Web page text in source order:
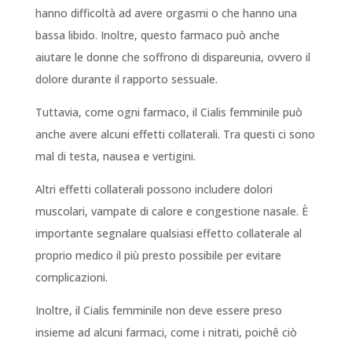
hanno difficoltà ad avere orgasmi o che hanno una
bassa libido. Inoltre, questo farmaco può anche
aiutare le donne che soffrono di dispareunia, ovvero il
dolore durante il rapporto sessuale.
Tuttavia, come ogni farmaco, il Cialis femminile può
anche avere alcuni effetti collaterali. Tra questi ci sono
mal di testa, nausea e vertigini.
Altri effetti collaterali possono includere dolori
muscolari, vampate di calore e congestione nasale. È
importante segnalare qualsiasi effetto collaterale al
proprio medico il più presto possibile per evitare
complicazioni.
Inoltre, il Cialis femminile non deve essere preso
insieme ad alcuni farmaci, come i nitrati, poichê ciò